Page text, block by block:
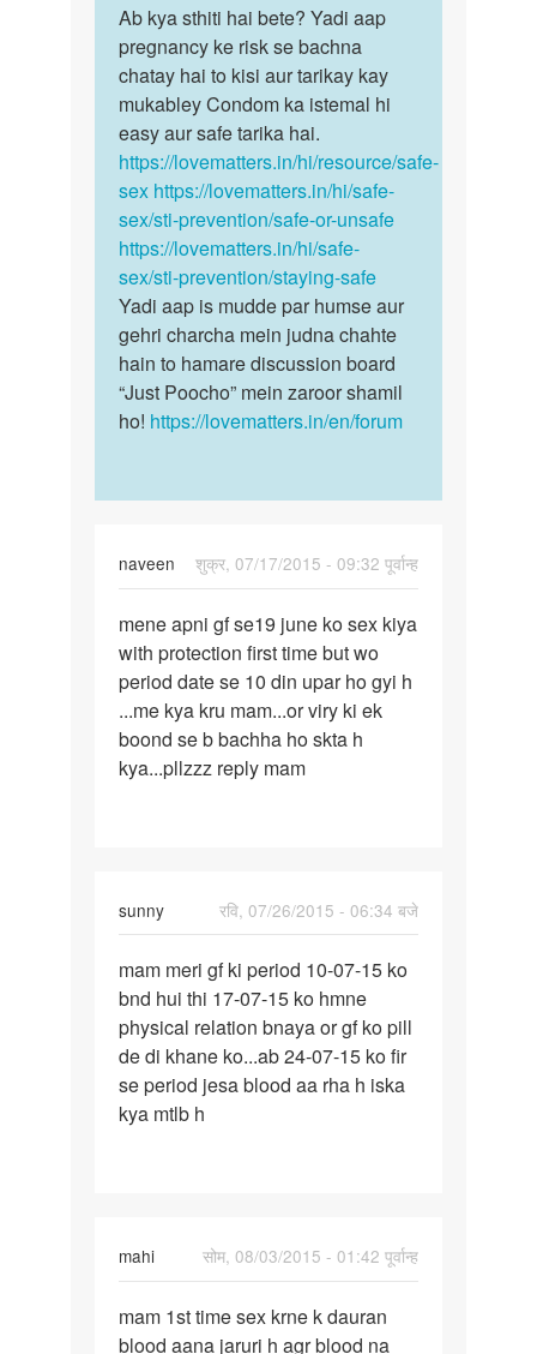
to
Pregnancy
se
bachne
ke
liye…
by
Komal
Ab
kya
sthiti
hai
bete?
Yadi…
Ab kya sthiti hai bete? Yadi aap
pregnancy ke risk se bachna
chatay hai to kisi aur tarikay kay
mukabley Condom ka istemal hi
easy aur safe tarika hai.
https://lovematters.in/hi/resource/safe-
sex https://lovematters.in/hi/safe-
sex/sti-prevention/safe-or-unsafe
https://lovematters.in/hi/safe-
sex/sti-prevention/staying-safe
Yadi aap is mudde par humse aur
gehri charcha mein judna chahte
hain to hamare discussion board
“Just Poocho” mein zaroor shamil
ho! https://lovematters.in/en/forum
naveen
शुक्र, 07/17/2015 - 09:32 पूर्वान्ह
mene
apni
gf
se19
june
ko
mene apni gf se19 june ko sex kiya
with protection first time but wo
period date se 10 din upar ho gyi h
...me kya kru mam...or viry ki ek
boond se b bachha ho skta h
kya...pllzzz reply mam
sunny
रवि, 07/26/2015 - 06:34 बजे
mam
meri
gf
ki
period
10-
mam meri gf ki period 10-07-15 ko
bnd hui thi 17-07-15 ko hmne
physical relation bnaya or gf ko pill
de di khane ko...ab 24-07-15 ko fir
se period jesa blood aa rha h iska
kya mtlb h
mahi
सोम, 08/03/2015 - 01:42 पूर्वान्ह
mam
1st
mam 1st time sex krne k dauran
blood aana jaruri h agr blood na